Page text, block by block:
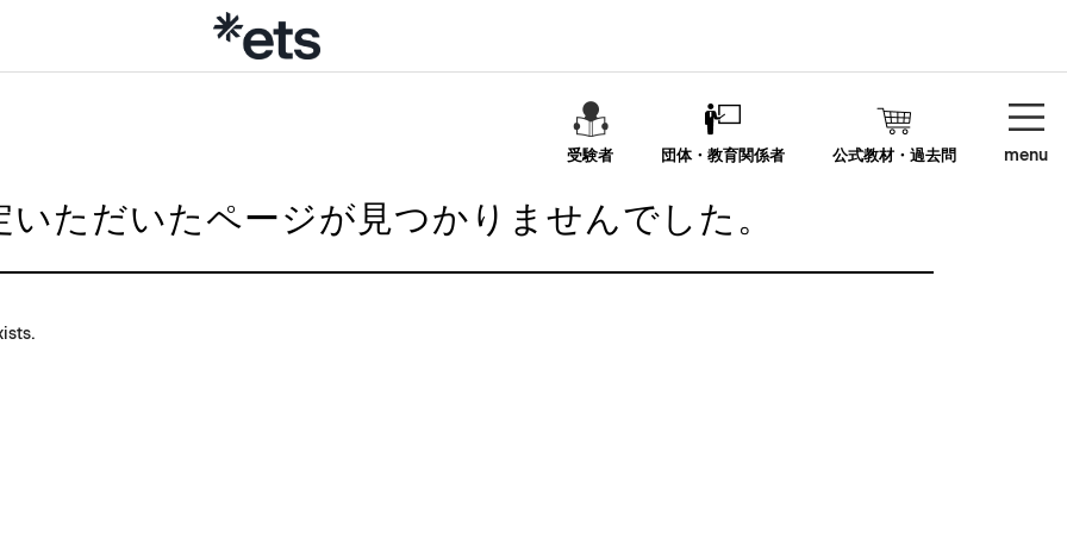
受験者 団体・教育関係者 公式教材・過去問 menu
ただいたページが見つかりませんでした。